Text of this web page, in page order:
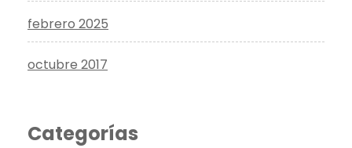
febrero 2025
octubre 2017
Categorías